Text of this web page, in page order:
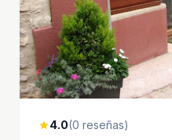
star4.0(0 reseñas)